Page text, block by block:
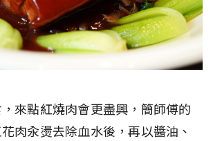
來點紅燒肉會更盡興，簡師傅的
肉汆燙去除血水後，再以醬油、